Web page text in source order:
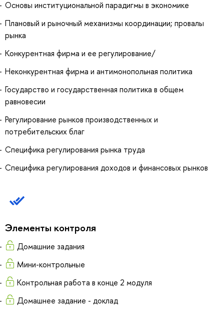
Основы институциональной парадигмы в экономике
Плановый и рыночный механизмы координации; провалы
рынка
Конкурентная фирма и ее регулирование/
Неконкурентная фирма и антимонопольная политика
Государство и государственная политика в общем
равновесии
Регулирование рынков производственных и
потребительских благ
Специфика регулирования рынка труда
Специфика регулирования доходов и финансовых рынков
Элементы контроля
Домашние задания
Мини-контрольные
Контрольная работа в конце 2 модуля
Домашнее задание - доклад